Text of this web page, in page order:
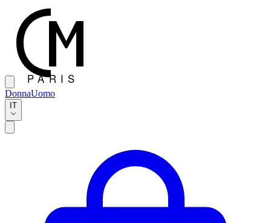
DonnaUomo
IT